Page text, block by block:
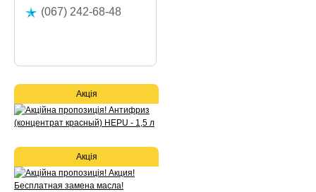
(067) 242-68-48
Акція
Акція